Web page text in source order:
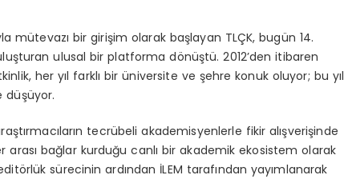
mütevazı bir girişim olarak başlayan TLÇK, bugün 14.
ulusal bir platforma dönüştü. 2012’den itibaren
her yıl farklı bir üniversite ve şehre konuk oluyor; bu yıl
düşüyor.
tecrübeli akademisyenlerle fikir alışverişinde
bağlar kurduğu canlı bir akademik ekosistem olarak
sürecinin ardından İLEM tarafından yayımlanarak